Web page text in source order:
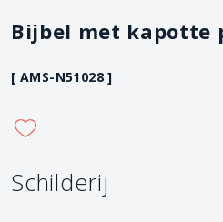
Bijbel met kapotte
[ AMS-N51028 ]
Schilderij